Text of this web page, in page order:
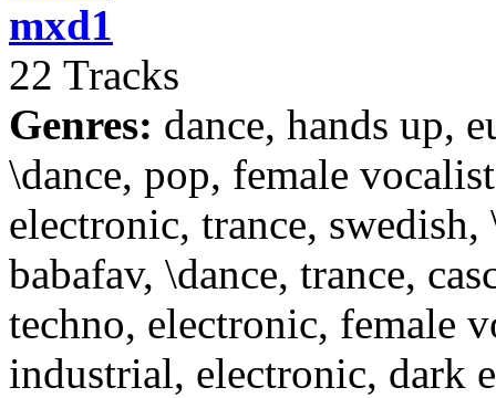
mxd1
22 Tracks
Genres: dance, hands up,
\dance, pop, female
electronic, trance, swedish,
babafav, \dance, trance,
techno, electronic, female
industrial, electronic, dark